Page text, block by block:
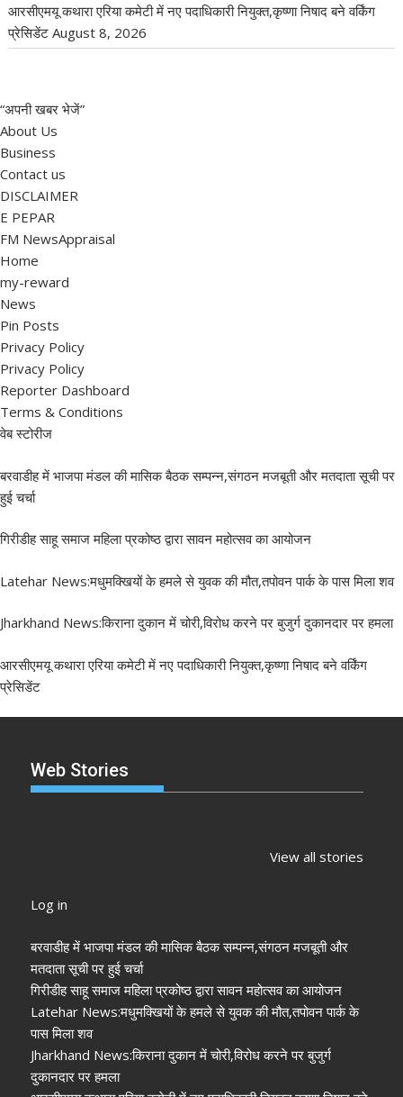
आरसीएमयू कथारा एरिया कमेटी में नए पदाधिकारी नियुक्त,कृष्णा निषाद बने वर्किंग
प्रेसिडेंट August 8, 2026
“अपनी खबर भेजें”
About Us
Business
Contact us
DISCLAIMER
E PEPAR
FM NewsAppraisal
Home
my-reward
News
Pin Posts
Privacy Policy
Privacy Policy
Reporter Dashboard
Terms & Conditions
वेब स्टोरीज
बरवाडीह में भाजपा मंडल की मासिक बैठक सम्पन्न,संगठन मजबूती और मतदाता सूची पर
हुई चर्चा
गिरीडीह साहू समाज महिला प्रकोष्ठ द्वारा सावन महोत्सव का आयोजन
Latehar News:मधुमक्खियों के हमले से युवक की मौत,तपोवन पार्क के पास मिला शव
Jharkhand News:किराना दुकान में चोरी,विरोध करने पर बुजुर्ग दुकानदार पर हमला
आरसीएमयू कथारा एरिया कमेटी में नए पदाधिकारी नियुक्त,कृष्णा निषाद बने वर्किंग
प्रेसिडेंट
Web Stories
View all stories
तस्वीर साफ
‘संविधान बचाओ रैली’:
पलक तिवारी
Log in
बरवाडीह में भाजपा मंडल की मासिक बैठक सम्पन्न,संगठन मजबूती और
मतदाता सूची पर हुई चर्चा
गिरीडीह साहू समाज महिला प्रकोष्ठ द्वारा सावन महोत्सव का आयोजन
Latehar News:मधुमक्खियों के हमले से युवक की मौत,तपोवन पार्क के
पास मिला शव
Jharkhand News:किराना दुकान में चोरी,विरोध करने पर बुजुर्ग
दुकानदार पर हमला